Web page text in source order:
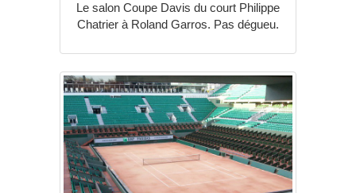
Le salon Coupe Davis du court Philippe
Chatrier à Roland Garros. Pas dégueu.